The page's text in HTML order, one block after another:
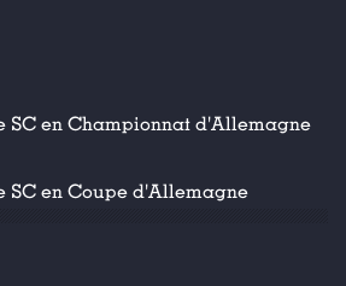
SC en Championnat d'Allemagne
SC en Coupe d'Allemagne